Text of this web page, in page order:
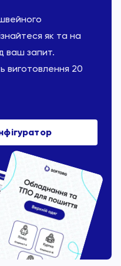
як та на
ваш запит.
виготовлення 20